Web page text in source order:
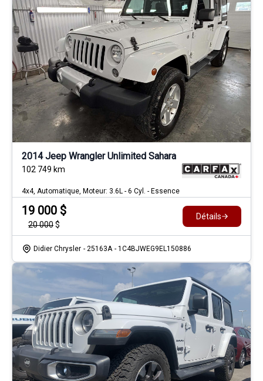
2014 Jeep Wrangler Unlimited Sahara
102 749 km
4x4, Automatique, Moteur: 3.6L - 6 Cyl. - Essence
19 000 $
20 000$
Détails
Didier Chrysler - 25163A - 1C4BJWEG9EL150886